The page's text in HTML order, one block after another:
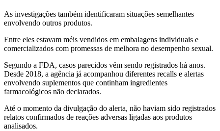
As investigações também identificaram situações semelhantes
envolvendo outros produtos.
Entre eles estavam méis vendidos em embalagens individuais e
comercializados com promessas de melhora no desempenho sexual.
Segundo a FDA, casos parecidos vêm sendo registrados há anos.
Desde 2018, a agência já acompanhou diferentes recalls e alertas
envolvendo suplementos que continham ingredientes
farmacológicos não declarados.
Até o momento da divulgação do alerta, não haviam sido registrados
relatos confirmados de reações adversas ligadas aos produtos
analisados.